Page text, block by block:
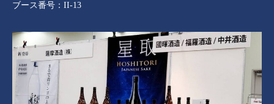
ブース番号：II-13